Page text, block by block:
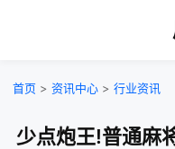
首页 > 资讯中心 > 行业资讯
少点炮王!普通麻